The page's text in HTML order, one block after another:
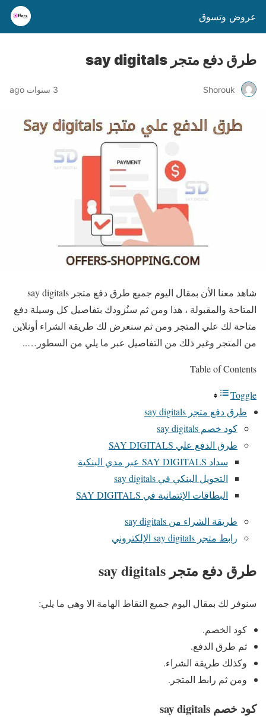
عروض وتسوق
طرق دفع متجر say digitals
Shorouk 3 سنوات ago
شاهد معنا الأن بمقال اليوم جميع طرق دفع متجر say digitals
المتاحة والمقبولة ، هذا ومن ثم سنُزودك بتفاصيل كل وسيلة دفع
متاحة لك علي المتجر ومن ثم سنعرض لك طريقة الشراء أونلاين
من المتجر وغير ذلك من التفاصيل عبر ما يلي من السطور…..
Table of Contents
Toggle
طرق دفع متجر say digitals
كود خصم say digitals
طرق الدفع علي SAY DIGITALS
سداد SAY DIGITALS عبر مدي البنكية
التحويل البنكي في say digitals
البطاقات الإئتمانية في SAY DIGITALS
طريقة الشراء من say digitals
رابط متجر say digitals الإلكتروني
طرق دفع متجر say digitals
سنوفر لك بمقال اليوم جميع النقاط الهامة الا وهي ما يلي:
كود الخصم.
ثم طرق الدفع.
وكذلك طريقة الشراء.
ومن ثم رابط المتجر.
كود خصم say digitals